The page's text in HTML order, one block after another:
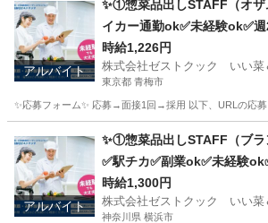
アルバイト
✨①惣菜品出しSTAFF（オザ
イカー通勤ok✅未経験ok✅
養内ok
時給1,226円
株式会社ゼストクック いい
東京都 青梅市
✨応募フォーム✨ 応募→面接1回→採用 以下、URLの応
キッチン スタッフ
アルバイト
✨①惣菜品出しSTAFF（ブラ
✅駅チカ✅副業ok✅未経験
✅扶養内ok
時給1,300円
株式会社ゼストクック いい
神奈川県 横浜市